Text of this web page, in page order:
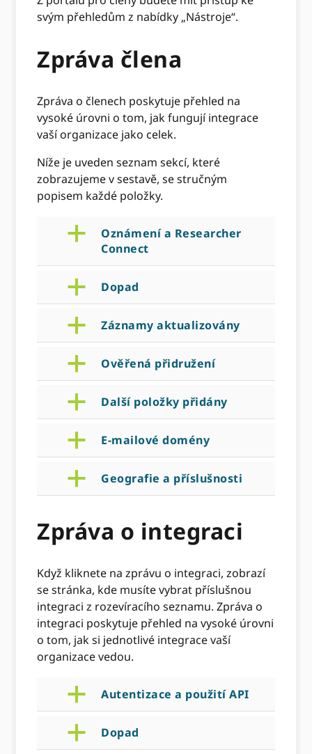
svým přehledům z nabídky „Nástroje“.
Zpráva člena
Zpráva o členech poskytuje přehled na
vysoké úrovni o tom, jak fungují integrace
vaší organizace jako celek.
Níže je uveden seznam sekcí, které
zobrazujeme v sestavě, se stručným
popisem každé položky.
a
Oznámení a Researcher
Connect
a Dopad
a Záznamy aktualizovány
a Ověřená přidružení
a Další položky přidány
a E-mailové domény
a Geografie a příslušnosti
Zpráva o integraci
Když kliknete na zprávu o integraci, zobrazí
se stránka, kde musíte vybrat příslušnou
integraci z rozevíracího seznamu. Zpráva o
integraci poskytuje přehled na vysoké úrovni
o tom, jak si jednotlivé integrace vaší
organizace vedou.
a Autentizace a použití API
a Dopad